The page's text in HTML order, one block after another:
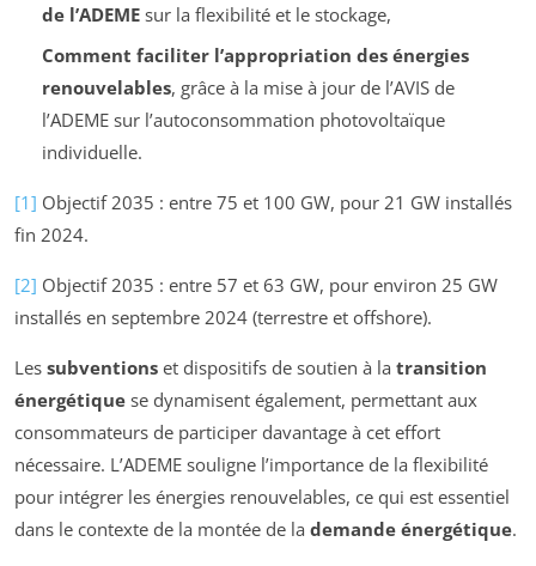
de l’ADEMEsur la flexibilité et le stockage,
Comment faciliter l’appropriation des énergies
renouvelables, grâce à la mise à jour de l’AVIS de
l’ADEME sur l’autoconsommation photovoltaïque
individuelle.
[1] Objectif 2035 : entre 75 et 100 GW, pour 21 GW installés
fin 2024.
[2] Objectif 2035 : entre 57 et 63 GW, pour environ 25 GW
installés en septembre 2024 (terrestre et offshore).
Les subventions et dispositifs de soutien à la transition
énergétique se dynamisent également, permettant aux
consommateurs de participer davantage à cet effort
nécessaire. L’ADEME souligne l’importance de la flexibilité
pour intégrer les énergies renouvelables, ce qui est essentiel
dans le contexte de la montée de la demande énergétique.